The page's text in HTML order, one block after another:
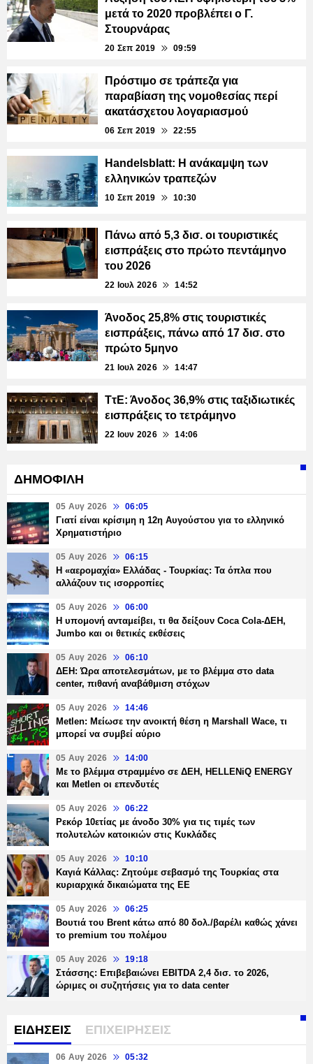
μετά το 2020 προβλέπει ο Γ.
Στουρνάρας
20 Σεπ 2019 09:59
Πρόστιμο σε τράπεζα για
παραβίαση της νομοθεσίας περί
ακατάσχετου λογαριασμού
06 Σεπ 2019 22:55
Handelsblatt: Η ανάκαμψη των
ελληνικών τραπεζών
10 Σεπ 2019 10:30
Πάνω από 5,3 δισ. οι τουριστικές
εισπράξεις στο πρώτο πεντάμηνο
του 2026
22 Ιουλ 2026 14:52
Άνοδος 25,8% στις τουριστικές
εισπράξεις, πάνω από 17 δισ. στο
πρώτο 5μηνο
21 Ιουλ 2026 14:47
ΤτΕ: Άνοδος 36,9% στις ταξιδιωτικές
εισπράξεις το τετράμηνο
22 Ιουν 2026 14:06
ΔΗΜΟΦΙΛΗ
05 Αυγ 2026 06:05
Γιατί είναι κρίσιμη η 12η Αυγούστου για το ελληνικό
Χρηματιστήριο
05 Αυγ 2026 06:15
Η «αερομαχία» Ελλάδας - Τουρκίας: Τα όπλα που
αλλάζουν τις ισορροπίες
05 Αυγ 2026 06:00
Η υπομονή ανταμείβει, τι θα δείξουν Coca Cola-ΔΕΗ,
Jumbo και οι θετικές εκθέσεις
05 Αυγ 2026 06:10
ΔΕΗ: Ώρα αποτελεσμάτων, με το βλέμμα στο data
center, πιθανή αναβάθμιση στόχων
05 Αυγ 2026 14:46
Metlen: Μείωσε την ανοικτή θέση η Marshall Wace, τι
μπορεί να συμβεί αύριο
05 Αυγ 2026 14:00
Με το βλέμμα στραμμένο σε ΔΕΗ, HELLENiQ ENERGY
και Metlen οι επενδυτές
05 Αυγ 2026 06:22
Ρεκόρ 10ετίας με άνοδο 30% για τις τιμές των
πολυτελών κατοικιών στις Κυκλάδες
05 Αυγ 2026 10:10
Καγιά Κάλλας: Ζητούμε σεβασμό της Τουρκίας στα
κυριαρχικά δικαιώματα της ΕΕ
05 Αυγ 2026 06:25
Βουτιά του Brent κάτω από 80 δολ./βαρέλι καθώς χάνει
το premium του πολέμου
05 Αυγ 2026 19:18
Στάσσης: Επιβεβαιώνει EBITDA 2,4 δισ. το 2026,
ώριμες οι συζητήσεις για το data center
ΕΙΔΗΣΕΙΣ ΕΠΙΧΕΙΡΗΣΕΙΣ
06 Αυγ 2026 05:32